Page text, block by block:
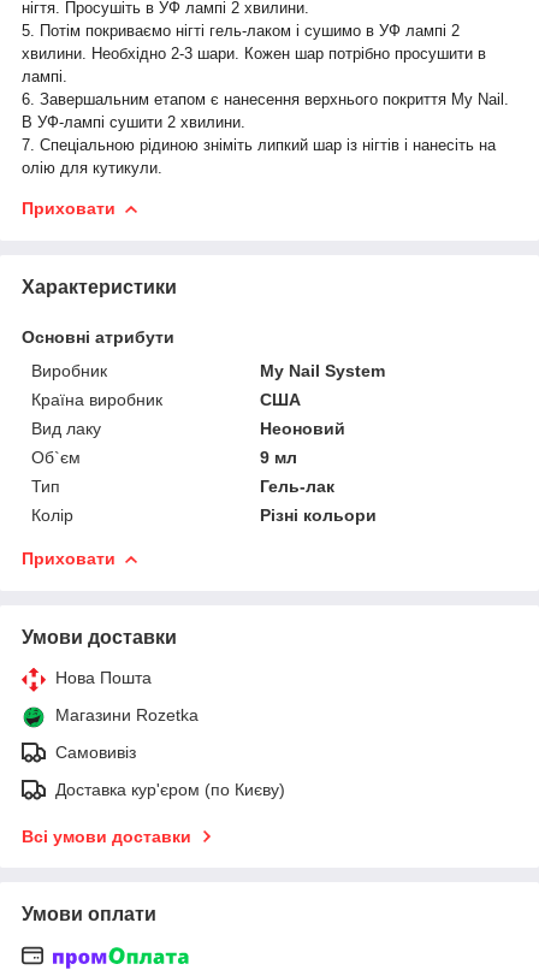
нігтя. Просушіть в УФ лампі 2 хвилини.
5. Потім покриваємо нігті гель-лаком і сушимо в УФ лампі 2
хвилини. Необхідно 2-3 шари. Кожен шар потрібно просушити в
лампі.
6. Завершальним етапом є нанесення верхнього покриття My Nail.
В УФ-лампі сушити 2 хвилини.
7. Спеціальною рідиною зніміть липкий шар із нігтів і нанесіть на
олію для кутикули.
Приховати
Характеристики
Основні атрибути
Виробник
My Nail System
Країна виробник
США
Вид лаку
Неоновий
Об`єм
9 мл
Тип
Гель-лак
Колір
Різні кольори
Приховати
Умови доставки
Нова Пошта
Магазини Rozetka
Самовивіз
Доставка кур'єром (по Києву)
Всі умови доставки
Умови оплати